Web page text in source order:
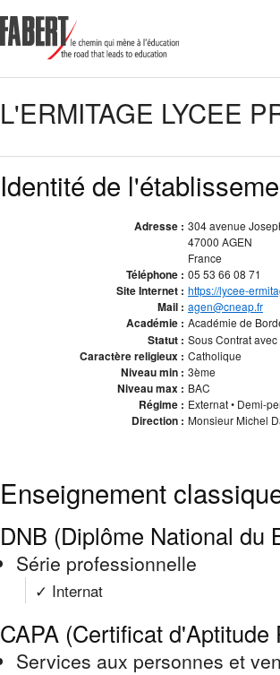
L'ERMITAGE LYCEE
Identité de
Adresse : 304 avenue
47000 AGEN
France
Téléphone : 05 53 66 08 71
Site Internet : https://lycee-
Mail : agen@cneap.fr
Académie : Académie de
Statut : Sous Contrat
Caractère religieux : Catholique
Niveau min : 3ème
Niveau max : BAC
Régime : Externat • Demi-
Direction : Monsieur Michel
Enseignement
DNB (Diplôme National du
Série professionnelle
✓ Internat
CAPA (Certificat
Services aux personnes et